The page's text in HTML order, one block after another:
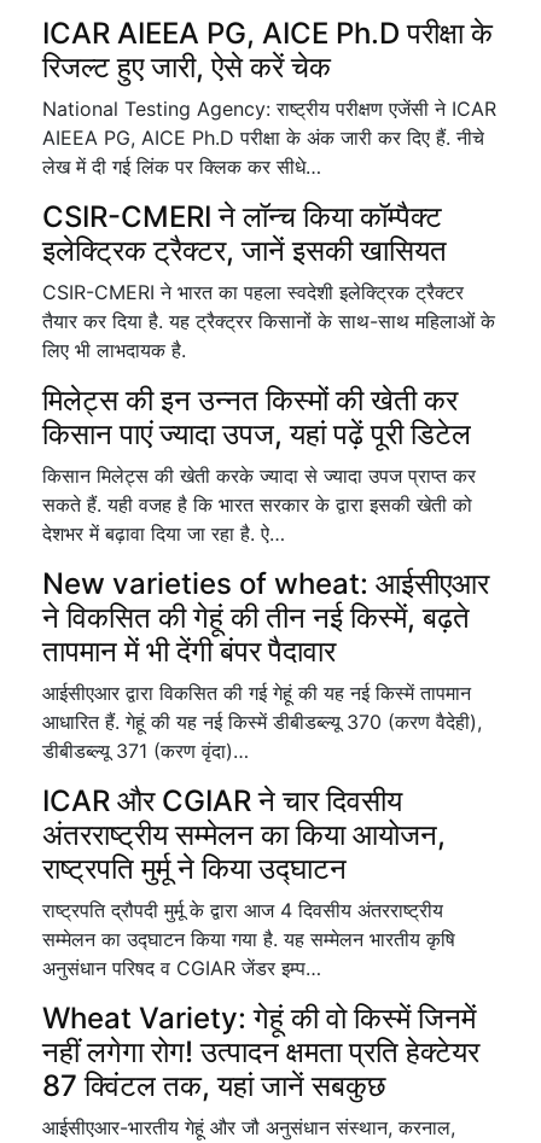
ICAR AIEEA PG, AICE Ph.D परीक्षा के
रिजल्ट हुए जारी, ऐसे करें चेक
National Testing Agency: राष्ट्रीय परीक्षण एजेंसी ने ICAR
AIEEA PG, AICE Ph.D परीक्षा के अंक जारी कर दिए हैं. नीचे
लेख में दी गई लिंक पर क्लिक कर सीधे…
CSIR-CMERI ने लॉन्च किया कॉम्पैक्ट
इलेक्ट्रिक ट्रैक्टर, जानें इसकी खासियत
CSIR-CMERI ने भारत का पहला स्वदेशी इलेक्ट्रिक ट्रैक्टर
तैयार कर दिया है. यह ट्रैक्ट्रर किसानों के साथ-साथ महिलाओं के
लिए भी लाभदायक है.
मिलेट्स की इन उन्नत किस्मों की खेती कर
किसान पाएं ज्यादा उपज, यहां पढ़ें पूरी डिटेल
किसान मिलेट्स की खेती करके ज्यादा से ज्यादा उपज प्राप्त कर
सकते हैं. यही वजह है कि भारत सरकार के द्वारा इसकी खेती को
देशभर में बढ़ावा दिया जा रहा है. ऐ…
New varieties of wheat: आईसीएआर
ने विकसित की गेहूं की तीन नई किस्में, बढ़ते
तापमान में भी देंगी बंपर पैदावार
आईसीएआर द्वारा विकसित की गई गेहूं की यह नई किस्में तापमान
आधारित हैं. गेहूं की यह नई किस्में डीबीडब्ल्यू 370 (करण वैदेही),
डीबीडब्ल्यू 371 (करण वृंदा)…
ICAR और CGIAR ने चार दिवसीय
अंतरराष्ट्रीय सम्मेलन का किया आयोजन,
राष्ट्रपति मुर्मू ने किया उद्घाटन
राष्ट्रपति द्रौपदी मुर्मू के द्वारा आज 4 दिवसीय अंतरराष्ट्रीय
सम्मेलन का उद्घाटन किया गया है. यह सम्मेलन भारतीय कृषि
अनुसंधान परिषद व CGIAR जेंडर इम्प…
Wheat Variety: गेहूं की वो क‍िस्में ज‍िनमें
नहीं लगेगा रोग! उत्पादन क्षमता प्रति हेक्टेयर
87 क्विंटल तक, यहां जानें सबकुछ
आईसीएआर-भारतीय गेहूं और जौ अनुसंधान संस्थान, करनाल,